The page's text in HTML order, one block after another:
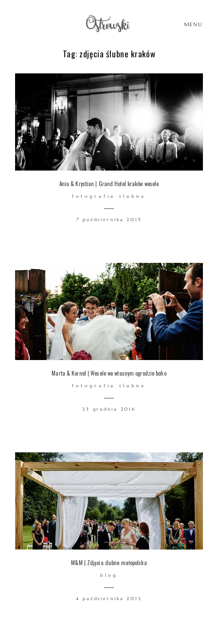
MENU
Tag: zdjęcia ślubne kraków
Ania & Krystian | Grand Hotel kraków wesele
fotografia ślubna
7 października 2015
Marta & Kornel | Wesele we własnym ogrodzie boho
fotografia ślubna
23 grudnia 2016
M&M | Zdjęcia ślubne małopolska
blog
4 października 2013
HISTORIE
PORTFOLIO
O MNIE
KONTAKT
© COPYRIGHT ŁUKASZ OSTROWSKI